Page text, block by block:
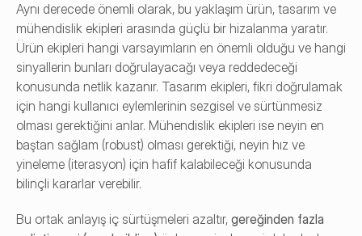
Aynı derecede önemli olarak, bu yaklaşım ürün, tasarım ve
mühendislik ekipleri arasında güçlü bir hizalanma yaratır.
Ürün ekipleri hangi varsayımların en önemli olduğu ve hangi
sinyallerin bunları doğrulayacağı veya reddedeceği
konusunda netlik kazanır. Tasarım ekipleri, fikri doğrulamak
için hangi kullanıcı eylemlerinin sezgisel ve sürtünmesiz
olması gerektiğini anlar. Mühendislik ekipleri ise neyin en
baştan sağlam (robust) olması gerektiği, neyin hız ve
yineleme (iterasyon) için hafif kalabileceği konusunda
bilinçli kararlar verebilir.
Bu ortak anlayış iç sürtüşmeleri azaltır, gereğinden fazla